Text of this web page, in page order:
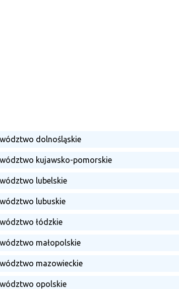
dolnośląskie
kujawsko-pomorskie
lubelskie
lubuskie
łódzkie
małopolskie
mazowieckie
opolskie